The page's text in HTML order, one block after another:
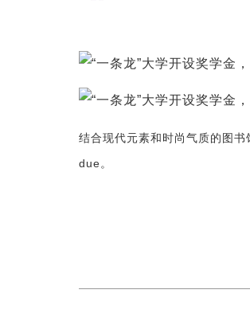
结合现代元素和时尚气质的图
due。